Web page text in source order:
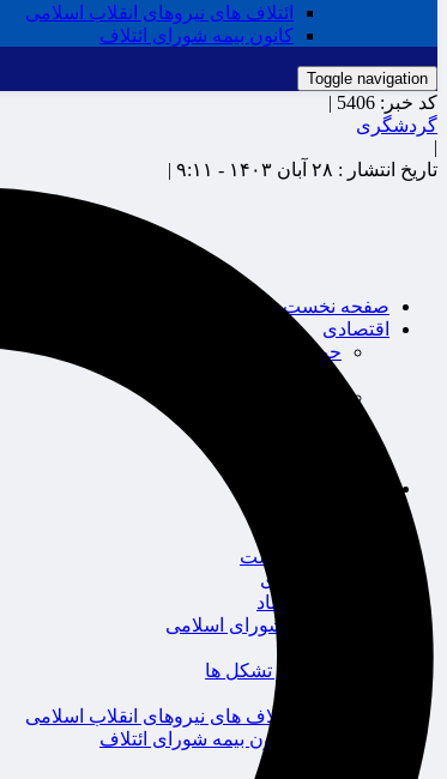
ائتلاف های نیروهای انقلاب اسلامی
کانون بیمه شورای ائتلاف
Toggle navigation
صفحه نخست
اقتصادی
حوزه بیمه
محیط زیست
گردشگری
سیاست و اقتصاد
مجلس شورای اسلامی
احزاب و تشکل ها
ائتلاف های نیروهای انقلاب اسلامی
کانون بیمه شورای ائتلاف
کد خبر: 5406 |
گردشگری
|
تاریخ انتشار : ۲۸ آبان ۱۴۰۳ - ۹:۱۱ |